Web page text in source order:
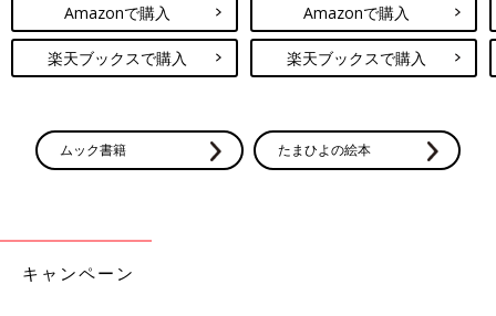
文／吉田明世 構成／ひよこクラブ編集部
吉田明世アナ 自粛生活、前向きでいら
るほど、そして、感染への恐怖を感じれば感じ
るほど、前向きな気持ちだけでは過ごせないの
一日一日の経験が親としての成長と自信につながっていくのだと
パにはパパの悩みがあるもの。それぞれが日々経験を積み重ねな
Amazonで購入
楽天ブックスで購入
Amazonで購入
楽天ブックスで購入
ムック書籍 たまひよの絵本
キャンペーン